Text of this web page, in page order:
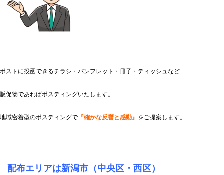
ポストに投函できるチラシ・パンフレット・冊子・ティッシュなど
販促物であればポスティングいたします。
地域密着型のポスティングで 『確かな反響と感動』 をご提案します。
配布エリアは新潟市（中央区・西区）